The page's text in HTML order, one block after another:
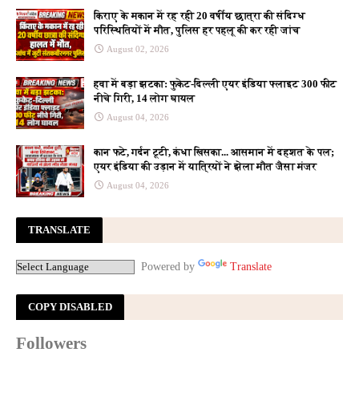
किराए के मकान में रह रही 20 वर्षीय छात्रा की संदिग्ध
परिस्थितियों में मौत, पुलिस हर पहलू की कर रही जांच
August 02, 2026
हवा में बड़ा झटका: फुकेट-दिल्ली एयर इंडिया फ्लाइट 300 फीट
नीचे गिरी, 14 लोग घायल
August 04, 2026
कान फटे, गर्दन टूटी, कंधा खिसका... आसमान में दहशत के पल;
एयर इंडिया की उड़ान में यात्रियों ने झेला मौत जैसा मंजर
August 04, 2026
TRANSLATE
Powered by Translate
COPY DISABLED
Followers